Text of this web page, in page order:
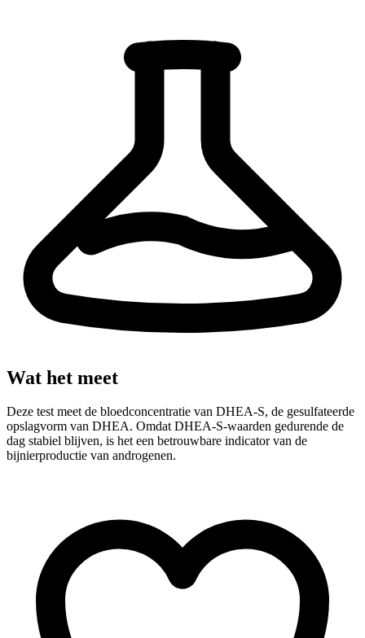
Wat het meet
Deze test meet de bloedconcentratie van DHEA-S, de gesulfateerde
opslagvorm van DHEA. Omdat DHEA-S-waarden gedurende de
dag stabiel blijven, is het een betrouwbare indicator van de
bijnierproductie van androgenen.